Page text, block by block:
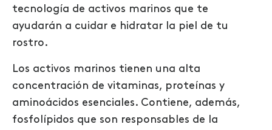
tecnología de activos marinos que te
ayudarán a cuidar e hidratar la piel de tu
rostro.
Los activos marinos tienen una alta
concentración de vitaminas, proteínas y
aminoácidos esenciales. Contiene, además,
fosfolípidos que son responsables de la